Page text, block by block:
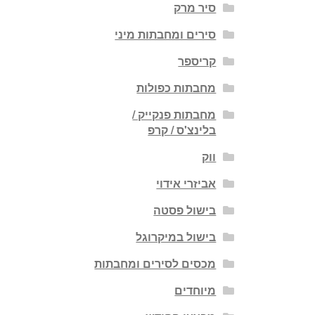
סיר מרק
סירים ומחבתות מיני
קריספר
מחבתות כפולות
מחבתות פנקייק /
בלינצ'ס / קרפ
ווק
אביזרי אידוי
בישול פסטה
בישול במיקרוגל
מכסים לסירים ומחבתות
מיוחדים